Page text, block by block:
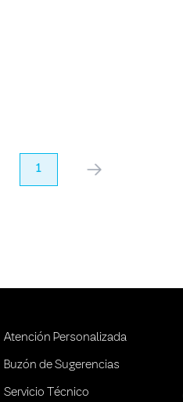
1 próximo
Atención Personalizada
Buzón de Sugerencias
Servicio Técnico